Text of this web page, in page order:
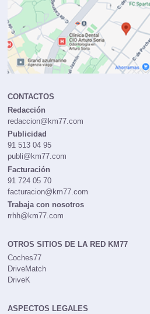
CONTACTOS
Redacción
redaccion@km77.com
Publicidad
91 513 04 95
publi@km77.com
Facturación
91 724 05 70
facturacion@km77.com
Trabaja con nosotros
rrhh@km77.com
OTROS SITIOS DE LA RED KM77
Coches77
DriveMatch
DriveK
ASPECTOS LEGALES